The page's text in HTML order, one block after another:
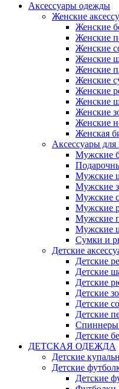
Аксессуары одежды
Женские
Женские
Женские
Женские
Женские
Женские
Женские
Женские
Женские
Женские
Женские
Женская
Аксессуары
Мужские
Мужские
Мужские
Мужские
Мужские
Мужские
Мужские
Сумки и
Детские
Детские
Детские
Детские
Детские
Детские
Детские
Спиннеры
Детские
ДЕТСКАЯ ОДЕЖДА
Детские
Детские
Детские